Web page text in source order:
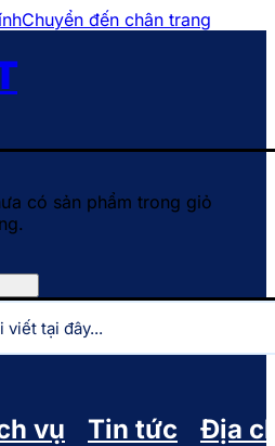
Chuyển đến chân trang
có sản phẩm trong giỏ
vụ Tin tức Địa